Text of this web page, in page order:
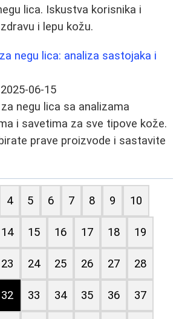
lica. Iskustva korisnika i
i lepu kožu.
negu lica: analiza sastojaka i
2025-06-15
negu lica sa analizama
i savetima za sve tipove kože.
prave proizvode i sastavite
4 5 6 7 8 9 10
14 15 16 17 18 19
23 24 25 26 27 28
32 33 34 35 36 37